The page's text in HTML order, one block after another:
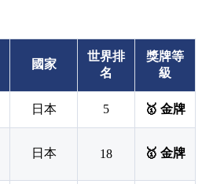
國家
世界排
名
獎牌等
級
日本 5 🥇 金牌
日本 18 🥇 金牌